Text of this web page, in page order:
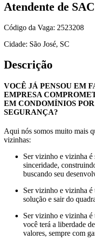
Atendente de SAC
Código da Vaga: 2523208
Cidade: São José, SC
Descrição
VOCÊ JÁ PENSOU EM
EMPRESA
EM CONDOMÍNIOS
SEGURANÇA?
Aqui nós somos muito mais
vizinhas:
Ser vizinho e vizinha é
sinceridade,
buscando seu
Ser vizinho e vizinha é
solução e sair do
Ser vizinho e vizinha
você terá a liberdade
valores, sempre com